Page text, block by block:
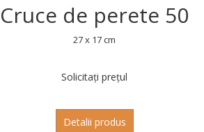
Cruce de perete 50
27 x 17 cm
Solicitați prețul
Detalii produs